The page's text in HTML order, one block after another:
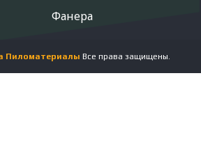
Фанера
Пиломатериалы Все права защищены.